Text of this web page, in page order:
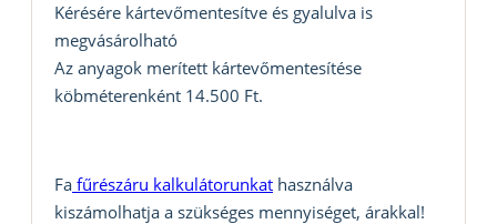
Kérésére kártevőmentesítve és gyalulva is
megvásárolható
Az anyagok merített kártevőmentesítése
köbméterenként 14.500 Ft.
Fa fűrészáru kalkulátorunkat használva
kiszámolhatja a szükséges mennyiséget, árakkal!